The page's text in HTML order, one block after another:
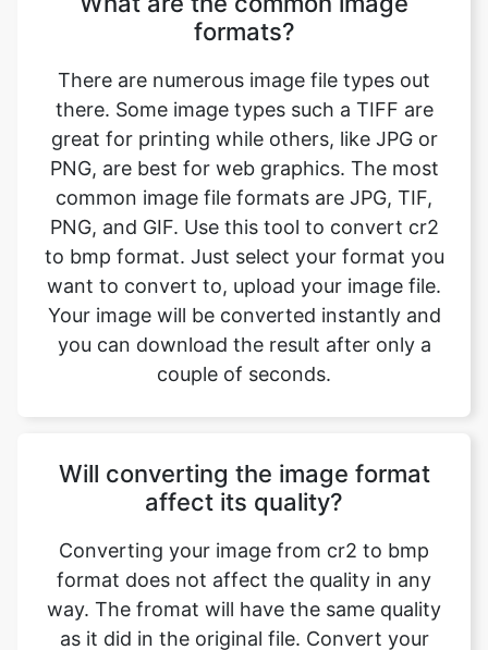
there. Some image types such a TIFF are
great for printing while others, like JPG or
PNG, are best for web graphics. The most
common image file formats are JPG, TIF,
PNG, and GIF. Use this tool to convert cr2
to bmp format. Just select your format you
want to convert to, upload your image file.
Your image will be converted instantly and
you can download the result after only a
couple of seconds.
Will converting the image format
format does not affect the quality in any
way. The fromat will have the same quality
as it did in the original file. Convert your
images with perfect quality, size, and
compression. Our online image converter
tool has this as one of its key features. We